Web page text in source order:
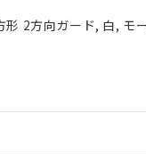
2方向ガード, 白, モ